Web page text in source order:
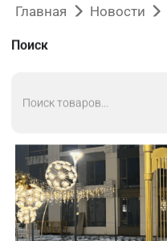
Поиск
Главная Новости